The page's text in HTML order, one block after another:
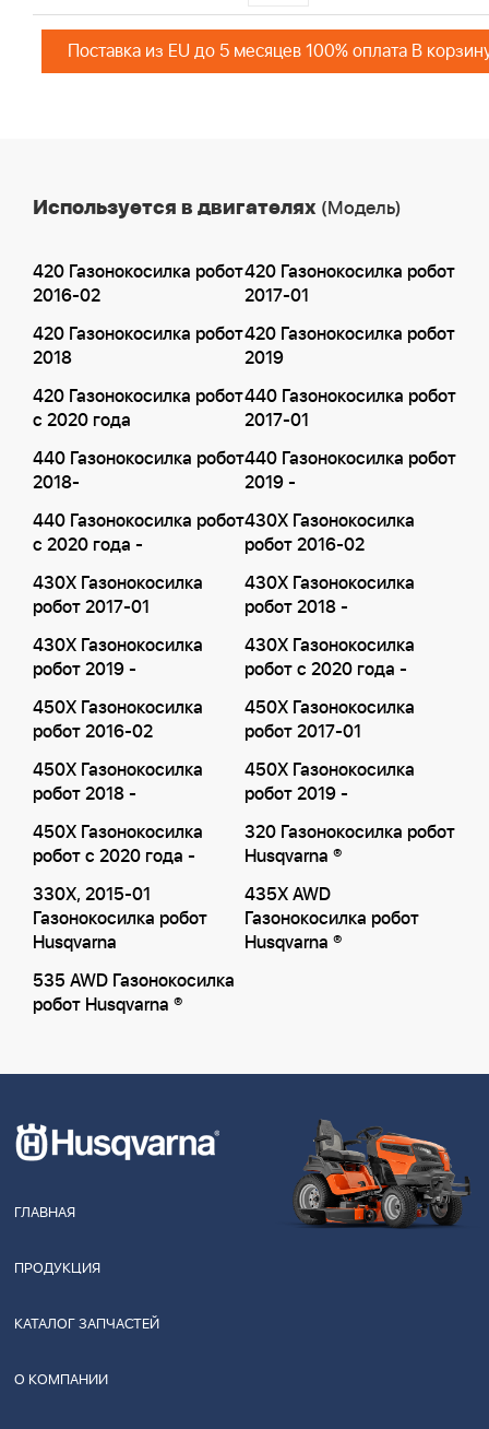
Поставка из EU до 5 месяцев 100% оплата В
Используется в двигателях (Модель)
420 Газонокосилка робот
2016-02
420 Газонокосилка робот
2017-01
420 Газонокосилка робот
2018
420 Газонокосилка робот
2019
420 Газонокосилка робот
с 2020 года
440 Газонокосилка робот
2017-01
440 Газонокосилка робот
2018-
440 Газонокосилка робот
2019 -
440 Газонокосилка робот
с 2020 года -
430X Газонокосилка
робот 2016-02
430X Газонокосилка
робот 2017-01
430X Газонокосилка
робот 2018 -
430X Газонокосилка
робот 2019 -
430X Газонокосилка
робот с 2020 года -
450X Газонокосилка
робот 2016-02
450X Газонокосилка
робот 2017-01
450X Газонокосилка
робот 2018 -
450X Газонокосилка
робот 2019 -
450X Газонокосилка
робот с 2020 года -
320 Газонокосилка робот
Husqvarna ®
330X, 2015-01
Газонокосилка робот
Husqvarna
435X AWD
Газонокосилка робот
Husqvarna ®
535 AWD Газонокосилка
робот Husqvarna ®
ГЛАВНАЯ
ПРОДУКЦИЯ
КАТАЛОГ ЗАПЧАСТЕЙ
О КОМПАНИИ